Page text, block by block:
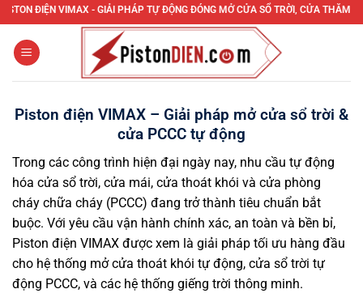
Bỏ
qua
nội
dung
VIMAX - GIẢI PHÁP TỰ ĐỘNG ĐÓNG MỞ CỬA SỔ TRỜI, CỬA THĂM MÁI, CỬA
Piston điện VIMAX – Giải pháp mở cửa sổ trời &
cửa PCCC tự động
Trong các công trình hiện đại ngày nay, nhu cầu tự động
hóa cửa sổ trời, cửa mái, cửa thoát khói và cửa phòng
cháy chữa cháy (PCCC) đang trở thành tiêu chuẩn bắt
buộc. Với yêu cầu vận hành chính xác, an toàn và bền bỉ,
Piston điện VIMAX được xem là giải pháp tối ưu hàng đầu
cho hệ thống mở cửa thoát khói tự động, cửa sổ trời tự
động PCCC, và các hệ thống giếng trời thông minh.